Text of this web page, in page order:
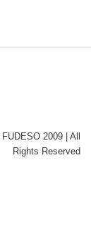
FUDESO 2009 | All
Rights Reserved